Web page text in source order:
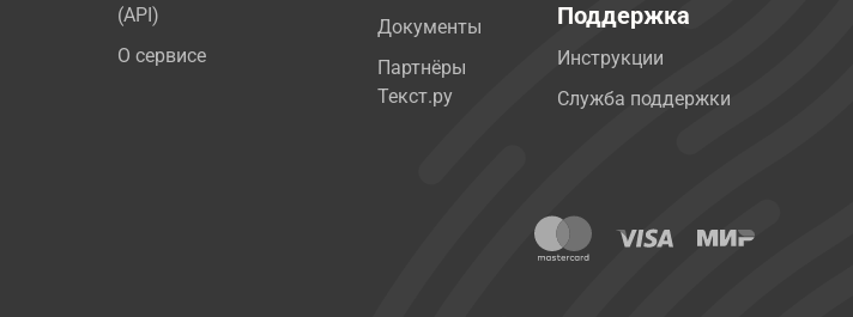
(API)
О сервисе
Документы
Партнёры
Текст.ру
Поддержка
Инструкции
Служба поддержки